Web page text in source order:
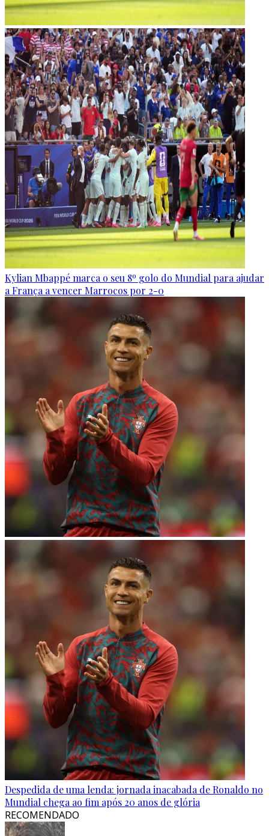
Kylian Mbappé marca o seu 8º golo do Mundial para ajudar
a França a vencer Marrocos por 2-0
Despedida de uma lenda: jornada inacabada de Ronaldo no
Mundial chega ao fim após 20 anos de glória
RECOMENDADO